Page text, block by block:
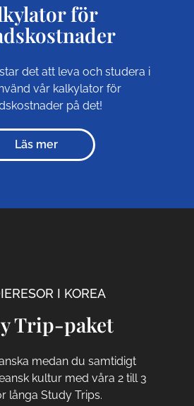
för
det att leva och studera i
vår kalkylator för
på det!
Läs mer
I KOREA
Trip-paket
medan du samtidigt
kultur med våra 2 till 3
långa Study Trips.